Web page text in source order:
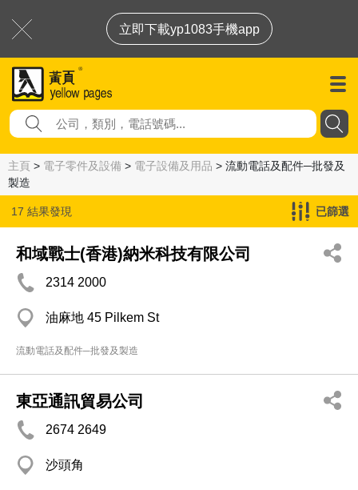
立即下載yp1083手機app
主頁 > 電子零件及設備 > 電子設備及用品 > 流動電話及配件─批發及
製造
17 結果發現
流動電話及配件─批發及製造
已篩選
和域戰士(香港)納米科技有限公司
2314 2000
油麻地 45 Pilkem St
流動電話及配件─批發及製造
東亞通訊貿易公司
2674 2649
沙頭角